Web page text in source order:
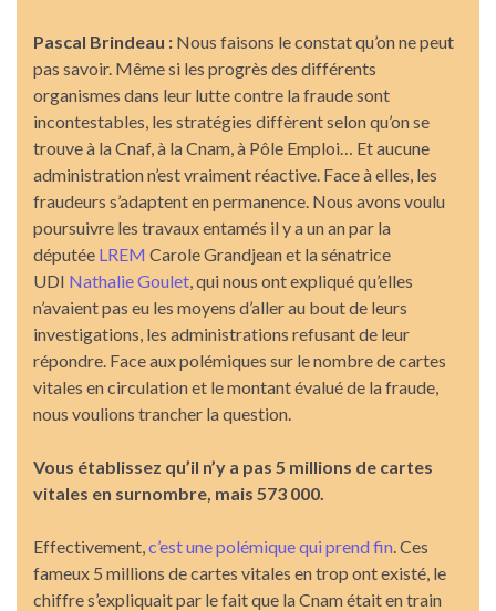
Pascal Brindeau : Nous faisons le constat qu’on ne peut
pas savoir. Même si les progrès des différents
organismes dans leur lutte contre la fraude sont
incontestables, les stratégies diffèrent selon qu’on se
trouve à la Cnaf, à la Cnam, à Pôle Emploi… Et aucune
administration n’est vraiment réactive. Face à elles, les
fraudeurs s’adaptent en permanence. Nous avons voulu
poursuivre les travaux entamés il y a un an par la
députée LREM Carole Grandjean et la sénatrice
UDI Nathalie Goulet, qui nous ont expliqué qu’elles
n’avaient pas eu les moyens d’aller au bout de leurs
investigations, les administrations refusant de leur
répondre. Face aux polémiques sur le nombre de cartes
vitales en circulation et le montant évalué de la fraude,
nous voulions trancher la question.
Vous établissez qu’il n’y a pas 5 millions de cartes
vitales en surnombre, mais 573 000.
Effectivement,c’est une polémique qui prend fin. Ces
fameux 5 millions de cartes vitales en trop ont existé, le
chiffre s’expliquait par le fait que la Cnam était en train